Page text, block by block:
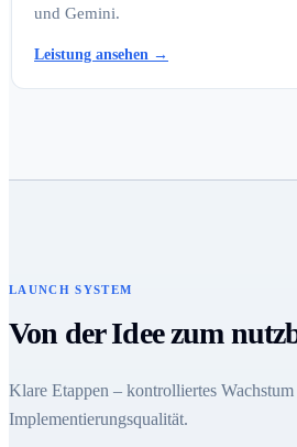
und Gemini.
Leistung ansehen →
LAUNCH SYSTEM
Von der Idee zum
Klare Etappen – kontrolliertes
Implementierungsqualität.